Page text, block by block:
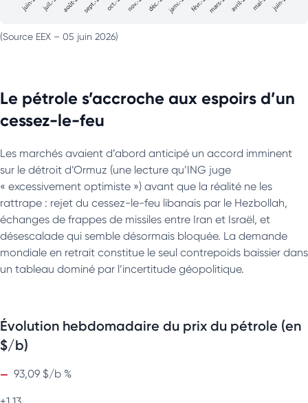
(Source EEX – 05 juin 2026)
Le pétrole s’accroche aux espoirs d’un
cessez-le-feu
Les marchés avaient d’abord anticipé un accord imminent
sur le détroit d’Ormuz (une lecture qu’ING juge
« excessivement optimiste ») avant que la réalité ne les
rattrape : rejet du cessez-le-feu libanais par le Hezbollah,
échanges de frappes de missiles entre Iran et Israël, et
désescalade qui semble désormais bloquée. La demande
mondiale en retrait constitue le seul contrepoids baissier dans
un tableau dominé par l’incertitude géopolitique.
Évolution hebdomadaire du prix du pétrole (en
$/b)
93,09 $/b %